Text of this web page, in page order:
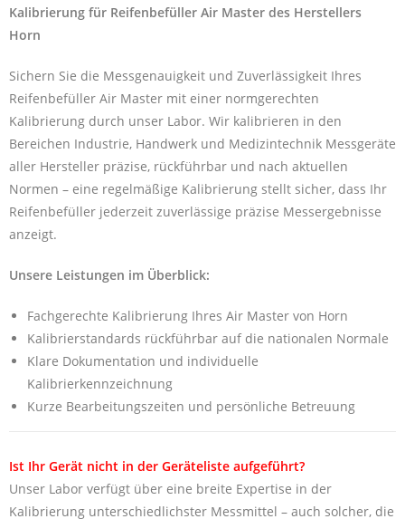
Kalibrierung für Reifenbefüller Air Master des Herstellers
Horn
Sichern Sie die Messgenauigkeit und Zuverlässigkeit Ihres
Reifenbefüller Air Master mit einer normgerechten
Kalibrierung durch unser Labor. Wir kalibrieren in den
Bereichen Industrie, Handwerk und Medizintechnik Messgeräte
aller Hersteller präzise, rückführbar und nach aktuellen
Normen – eine regelmäßige Kalibrierung stellt sicher, dass Ihr
Reifenbefüller jederzeit zuverlässige präzise Messergebnisse
anzeigt.
Unsere Leistungen im Überblick:
Fachgerechte Kalibrierung Ihres Air Master von Horn
Kalibrierstandards rückführbar auf die nationalen Normale
Klare Dokumentation und individuelle
Kalibrierkennzeichnung
Kurze Bearbeitungszeiten und persönliche Betreuung
Ist Ihr Gerät nicht in der Geräteliste aufgeführt?
Unser Labor verfügt über eine breite Expertise in der
Kalibrierung unterschiedlichster Messmittel – auch solcher, die